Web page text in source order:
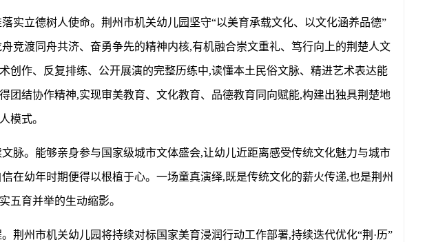
落实立德树人使命。荆州市机关幼儿园坚守“以美育承载文化、以文化涵养品德”
竞渡同舟共济、奋勇争先的精神内核,有机融合崇文重礼、笃行向上的荆楚人文
创作、反复排练、公开展演的完整历练中,读懂本土民俗文脉、精进艺术表达能
团结协作精神,实现审美教育、文化教育、品德教育同向赋能,构建出独具荆楚地
模式。
脉。能够亲身参与国家级城市文体盛会,让幼儿近距离感受传统文化魅力与城市
在幼年时期便得以根植于心。一场童真演绎,既是传统文化的薪火传递,也是荆州
五育并举的生动缩影。
荆州市机关幼儿园将持续对标国家美育浸润行动工作部署,持续迭代优化“荆·历”